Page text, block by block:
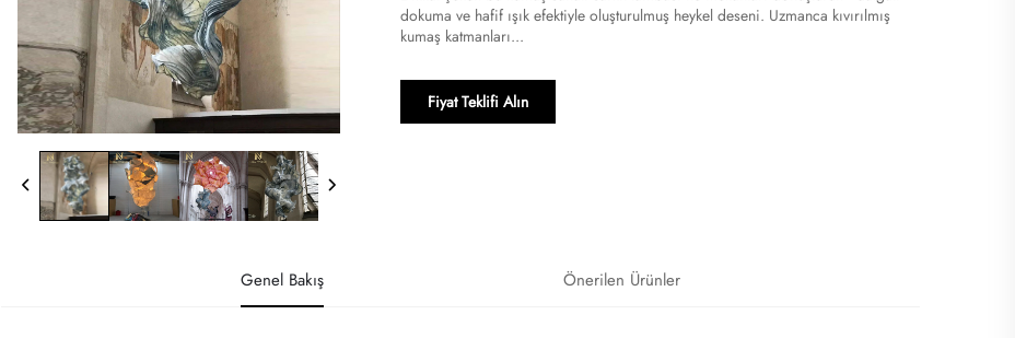
dokuma ve hafif ışık efektiyle oluşturulmuş heykel deseni. Uzmanca kıvırılmış
kumaş katmanları...
Fiyat Teklifi Alın
Genel Bakış Önerilen Ürünler